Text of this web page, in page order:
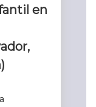
en